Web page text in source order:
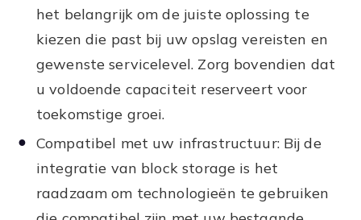
het belangrijk om de juiste oplossing te
kiezen die past bij uw opslag vereisten en
gewenste servicelevel. Zorg bovendien dat
u voldoende capaciteit reserveert voor
toekomstige groei.
Compatibel met uw infrastructuur: Bij de
integratie van block storage is het
raadzaam om technologieën te gebruiken